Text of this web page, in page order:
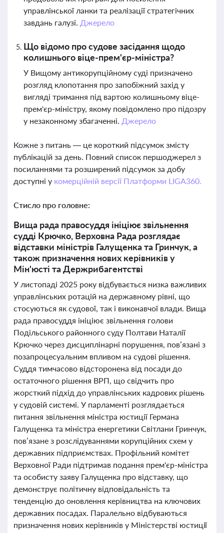
управлінської ланки та реалізації стратегічних
завдань галузі. Джерело
Що відомо про судове засідання щодо
колишнього віце-прем'єр-міністра?
У Вищому антикорупційному суді призначено
розгляд клопотання про запобіжний захід у
вигляді тримання під вартою колишньому віце-
прем'єр-міністру, якому повідомлено про підозру
у незаконному збагаченні. Джерело
Кожне з питань — це короткий підсумок змісту
публікацій за день. Повний список першоджерел з
посиланнями та розширений підсумок за добу
доступні у комерційній версії Платформи LIGA360.
Стисло про головне:
Вища рада правосуддя ініціює звільнення
судді Крючко, Верховна Рада розглядає
відставки міністрів Галущенка та Гринчук, а
також призначення нових керівників у
Мін'юсті та Держрибагентстві
У листопаді 2025 року відбувається низка важливих
управлінських ротацій на державному рівні, що
стосуються як судової, так і виконавчої влади. Вища
рада правосуддя ініціює звільнення голови
Подільського районного суду Полтави Наталії
Крючко через дисциплінарні порушення, пов’язані з
позапроцесуальним впливом на судові рішення.
Суддя тимчасово відсторонена від посади до
остаточного рішення ВРП, що свідчить про
жорсткий підхід до управлінських кадрових рішень
у судовій системі. У парламенті розглядається
питання звільнення міністра юстиції Германа
Галущенка та міністра енергетики Світлани Гринчук,
пов’язане з розслідуваннями корупційних схем у
державних підприємствах. Профільний комітет
Верховної Ради підтримав подання прем'єр-міністра
та особисту заяву Галущенка про відставку, що
демонструє політичну відповідальність та
тенденцію до оновлення керівництва на ключових
державних посадах. Паралельно відбуваються
призначення нових керівників у Міністерстві юстиції